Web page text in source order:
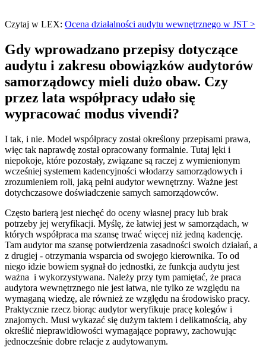
Czytaj w LEX: Ocena działalności audytu wewnętrznego w JST >
Gdy wprowadzano przepisy dotyczące
audytu i zakresu obowiązków audytorów
samorządowcy mieli dużo obaw. Czy
przez lata współpracy udało się
wypracować modus vivendi?
I tak, i nie. Model współpracy został określony przepisami prawa,
więc tak naprawdę został opracowany formalnie. Tutaj lęki i
niepokoje, które pozostały, związane są raczej z wymienionym
wcześniej systemem kadencyjności włodarzy samorządowych i
zrozumieniem roli, jaką pełni audytor wewnętrzny. Ważne jest
dotychczasowe doświadczenie samych samorządowców.
Często barierą jest niechęć do oceny własnej pracy lub brak
potrzeby jej weryfikacji. Myślę, że łatwiej jest w samorządach, w
których współpraca ma szansę trwać więcej niż jedną kadencję.
Tam audytor ma szansę potwierdzenia zasadności swoich działań, a
z drugiej - otrzymania wsparcia od swojego kierownika. To od
niego idzie bowiem sygnał do jednostki, że funkcja audytu jest
ważna i wykorzystywana. Należy przy tym pamiętać, że praca
audytora wewnętrznego nie jest łatwa, nie tylko ze względu na
wymaganą wiedzę, ale również ze względu na środowisko pracy.
Praktycznie rzecz biorąc audytor weryfikuje pracę kolegów i
znajomych. Musi wykazać się dużym taktem i delikatnością, aby
określić nieprawidłowości wymagające poprawy, zachowując
jednocześnie dobre relacje z audytowanym.